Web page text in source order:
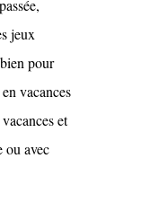
jeux
pour
vacances
et
ou avec